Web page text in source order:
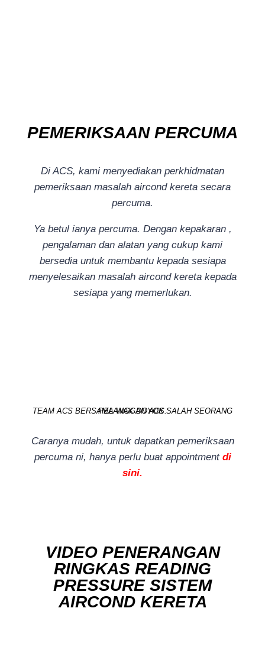
PEMERIKSAAN PERCUMA
Di ACS, kami menyediakan perkhidmatan
pemeriksaan masalah aircond kereta secara
percuma.
Ya betul ianya percuma. Dengan kepakaran ,
pengalaman dan alatan yang cukup kami
bersedia untuk membantu kepada sesiapa
menyelesaikan masalah aircond kereta kepada
sesiapa yang memerlukan.
TEAM ACS BERSAMA WAK DOYOK SALAH SEORANG PELANGGAN ACS.
Caranya mudah, untuk dapatkan pemeriksaan
percuma ni, hanya perlu buat appointment di
sini.
VIDEO PENERANGAN
RINGKAS READING
PRESSURE SISTEM
AIRCOND KERETA